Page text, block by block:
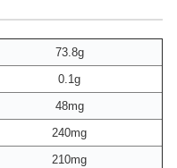
73.8g
0.1g
48mg
240mg
210mg